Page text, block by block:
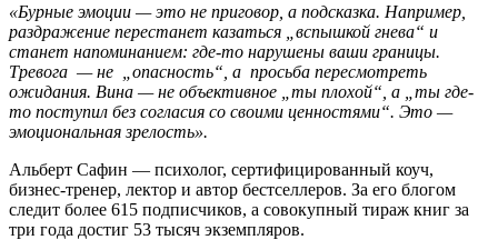
«Бурные эмоции — это не приговор, а подсказка. Например,
раздражение перестанет казаться „вспышкой гнева“ и
станет напоминанием: где-то нарушены ваши границы.
Тревога — не „опасность“, а просьба пересмотреть
ожидания. Вина — не объективное „ты плохой“, а „ты где-
то поступил без согласия со своими ценностями“. Это —
эмоциональная зрелость».
Альберт Сафин — психолог, сертифицированный коуч,
бизнес-тренер, лектор и автор бестселлеров. За его блогом
следит более 615 подписчиков, а совокупный тираж книг за
три года достиг 53 тысяч экземпляров.